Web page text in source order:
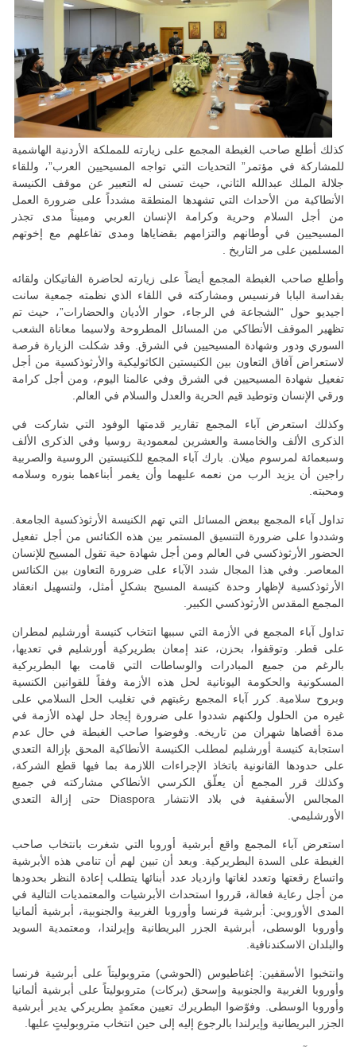
كذلك أطلع صاحب الغبطة المجمع على زيارته للمملكة الأردنية الهاشمية
للمشاركة في مؤتمر” التحديات التي تواجه المسيحيين العرب”، وللقاء
جلالة الملك عبدالله الثاني، حيث تسنى له التعبير عن موقف الكنيسة
الأنطاكية من الأحداث التي تشهدها المنطقة مشدداً على ضرورة العمل
من أجل السلام وحرية وكرامة الإنسان العربي ومبيناً مدى تجذر
المسيحيين في أوطانهم والتزامهم بقضاياها ومدى تفاعلهم مع إخوتهم
المسلمين على مر التاريخ .
وأطلع صاحب الغبطة المجمع أيضاً على زيارته لحاضرة الفاتيكان ولقائه
بقداسة البابا فرنسيس ومشاركته في اللقاء الذي نظمته جمعية سانت
اجيديو حول “الشجاعة في الرجاء، حوار الأديان والحضارات”، حيث تم
تظهير الموقف الأنطاكي من المسائل المطروحة ولاسيما معاناة الشعب
السوري ودور وشهادة المسيحيين في الشرق. وقد شكلت الزيارة فرصة
لاستعراض آفاق التعاون بين الكنيستين الكاثوليكية والأرثوذكسية من أجل
تفعيل شهادة المسيحيين في الشرق وفي عالمنا اليوم، ومن أجل كرامة
ورقي الإنسان وتوطيد قيم الحرية والعدل والسلام في العالم.
وكذلك استعرض آباء المجمع تقارير قدمتها الوفود التي شاركت في
الذكرى الألف والخامسة والعشرين لمعمودية روسيا وفي الذكرى الألف
وسبعمائة لمرسوم ميلان. بارك آباء المجمع للكنيستين الروسية والصربية
راجين أن يزيد الرب من نعمه عليهما وأن يغمر أبناءهما بنوره وسلامه
ومحبته.
تداول آباء المجمع ببعض المسائل التي تهم الكنيسة الأرثوذكسية الجامعة.
وشددوا على ضرورة التنسيق المستمر بين هذه الكنائس من أجل تفعيل
الحضور الأرثوذكسي في العالم ومن أجل شهادة حية تقول المسيح للإنسان
المعاصر. وفي هذا المجال شدد الآباء على ضرورة التعاون بين الكنائس
الأرثوذكسية لإظهار وحدة كنيسة المسيح بشكلٍ أمثل، ولتسهيل انعقاد
المجمع المقدس الأرثوذكسي الكبير.
تداول آباء المجمع في الأزمة التي سببها انتخاب كنيسة أورشليم لمطران
على قطر. وتوقفوا، بحزن، عند إمعان بطريركية أورشليم في تعديها،
بالرغم من جميع المبادرات والوساطات التي قامت بها البطريركية
المسكونية والحكومة اليونانية لحل هذه الأزمة وفقاً للقوانين الكنسية
وبروح سلامية. كرر آباء المجمع رغبتهم في تغليب الحل السلامي على
غيره من الحلول ولكنهم شددوا على ضرورة إيجاد حل لهذه الأزمة في
مدة أقصاها شهران من تاريخه. وفوضوا صاحب الغبطة في حال عدم
استجابة كنيسة أورشليم لمطلب الكنيسة الأنطاكية المحق بإزالة التعدي
على حدودها القانونية باتخاذ الإجراءات اللازمة بما فيها قطع الشركة،
وكذلك قرر المجمع أن يعلّق الكرسي الأنطاكي مشاركته في جميع
المجالس الأسقفية في بلاد الانتشار Diaspora حتى إزالة التعدي
الأورشليمي.
استعرض آباء المجمع واقع أبرشية أوروبا التي شغرت بانتخاب صاحب
الغبطة على السدة البطريركية. وبعد أن تبين لهم أن تنامي هذه الأبرشية
واتساع رقعتها وتعدد لغاتها وازدياد عدد أبنائها يتطلب إعادة النظر بحدودها
من أجل رعاية فعالة، قرروا استحداث الأبرشيات والمعتمديات التالية في
المدى الأوروبي: أبرشية فرنسا وأوروبا الغربية والجنوبية، أبرشية ألمانيا
وأوروبا الوسطى، أبرشية الجزر البريطانية وإيرلندا، ومعتمدية السويد
والبلدان الاسكندنافية.
وانتخبوا الأسقفين: إغناطيوس (الحوشي) متروبوليتاً على أبرشية فرنسا
وأوروبا الغربية والجنوبية وإسحق (بركات) متروبوليتاً على أبرشية ألمانيا
وأوروبا الوسطى. وفوّضوا البطريرك تعيين معتَمدٍ بطريركي يدير أبرشية
الجزر البريطانية وإيرلندا بالرجوع إليه إلى حين انتخاب متروبوليتٍ عليها.